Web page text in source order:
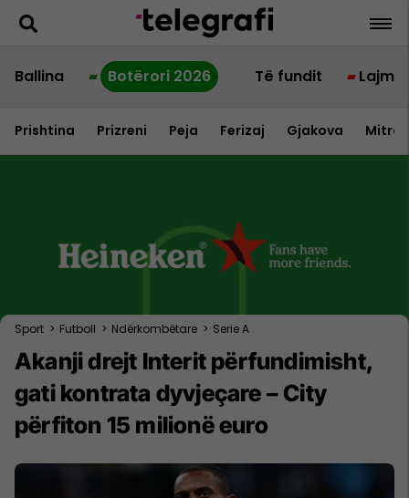
Ballina Botërori 2026 Të fundit Lajme
Prishtina Prizreni Peja Ferizaj Gjakova
Sport > Futboll > Ndërkombëtare > Serie A
Akanji drejt Interit përfundimisht,
gati kontrata dyvjeçare – City
përfiton 15 milionë euro